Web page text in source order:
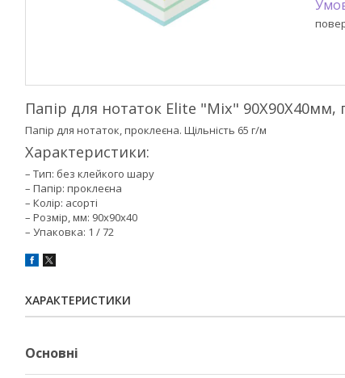
Папір для нотаток Elite "Mix" 90Х90Х40мм,
Папір для нотаток, проклеєна. Щільність 65 г/м
Характеристики:
– Тип: без клейкого шару
– Папір: проклеєна
– Колір: асорті
– Розмір, мм: 90x90x40
– Упаковка: 1 / 72
ХАРАКТЕРИСТИКИ
Основні